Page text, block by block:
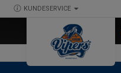
KUNDESERVICE